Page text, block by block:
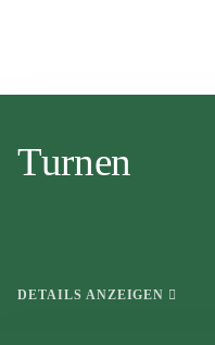
Turnen
DETAILS ANZEIGEN